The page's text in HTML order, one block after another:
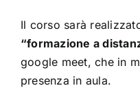
Il corso sarà realizz
“formazione a dist
google meet, che in
presenza in aula.